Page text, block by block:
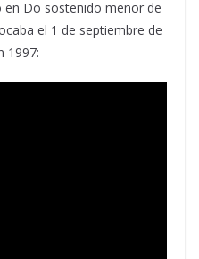
Do sostenido menor de
el 1 de septiembre de
1997: